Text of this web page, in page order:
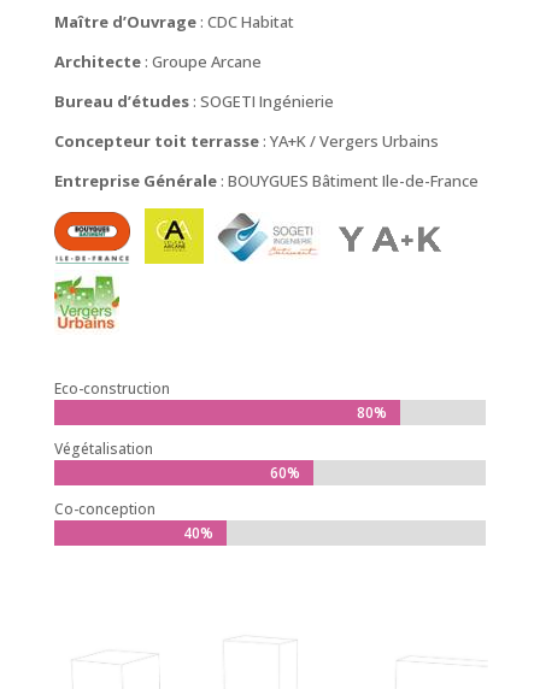
Maître d’Ouvrage: CDC Habitat
Architecte: Groupe Arcane
Bureau d’études: SOGETI Ingénierie
Concepteur toit terrasse: YA+K / Vergers Urbains
Entreprise Générale: BOUYGUES Bâtiment Ile-de-France
Eco-construction
80%
80%
Végétalisation
60%
60%
Co-conception
40%
40%